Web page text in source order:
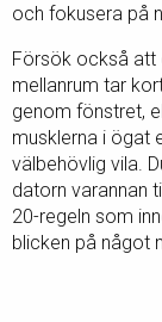
och fokusera på
Försök också att
mellanrum tar
genom fönstret,
musklerna i ögat
välbehövlig vila.
datorn varannan
20-regeln som
blicken på något